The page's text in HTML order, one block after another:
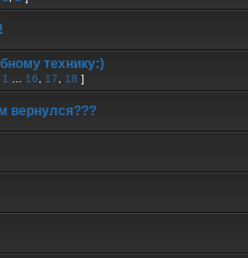
технику:)
1 16 17 18 ]
вернулся???